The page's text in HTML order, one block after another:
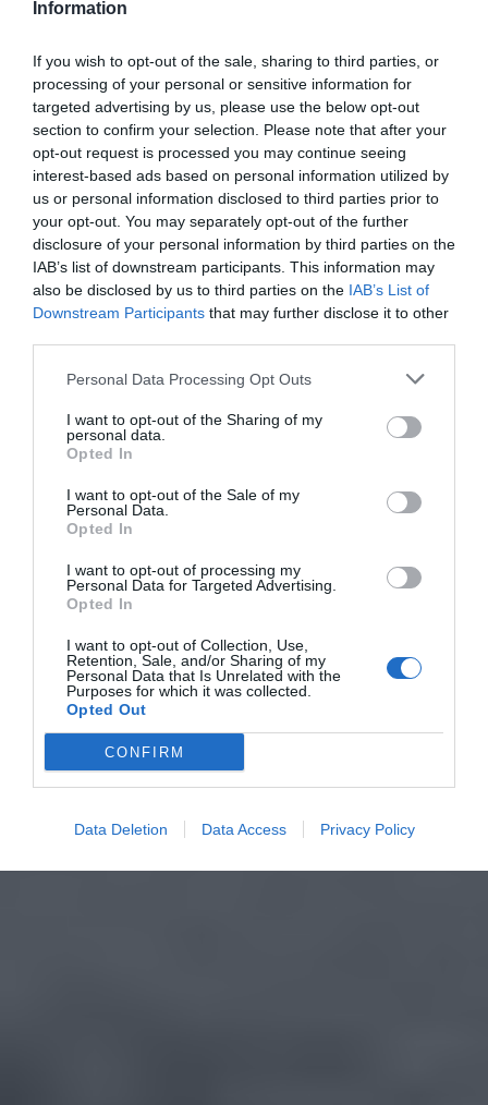
Information
If you wish to opt-out of the sale, sharing to third parties, or
processing of your personal or sensitive information for
targeted advertising by us, please use the below opt-out
section to confirm your selection. Please note that after your
opt-out request is processed you may continue seeing
interest-based ads based on personal information utilized by
us or personal information disclosed to third parties prior to
your opt-out. You may separately opt-out of the further
disclosure of your personal information by third parties on the
IAB’s list of downstream participants. This information may
also be disclosed by us to third parties on the IAB’s List of
Downstream Participants that may further disclose it to other
Personal Data Processing Opt Outs
I want to opt-out of the Sharing of my
personal data.
Opted In
I want to opt-out of the Sale of my
Personal Data.
Opted In
I want to opt-out of processing my
Personal Data for Targeted Advertising.
Opted In
I want to opt-out of Collection, Use,
Retention, Sale, and/or Sharing of my
Personal Data that Is Unrelated with the
Purposes for which it was collected.
Opted Out
CONFIRM
Data Deletion Data Access Privacy Policy